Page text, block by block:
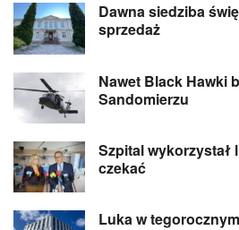
Dawna siedziba
sprzedaż
Nawet Black Hawki
Sandomierzu
Szpital wykorzystał
czekać
Luka w